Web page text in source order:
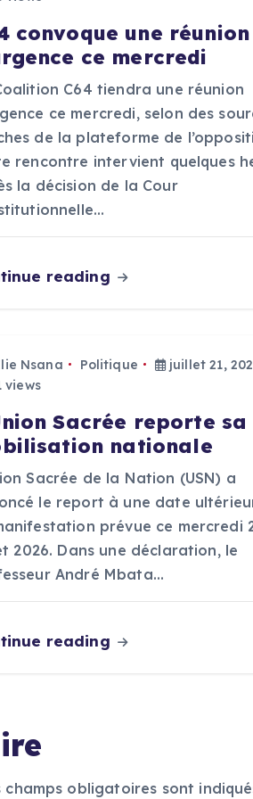
convoque une réunion
ce mercredi
C64 tiendra une réunion
ce mercredi, selon des
de la plateforme de
rencontre intervient quelques
la décision de la Cour
reading
Nsana Politique
juillet 21,
views
Sacrée reporte sa
nationale
Sacrée de la Nation (USN) a
le report à une date
prévue ce mercredi
2026. Dans une déclaration, le
André Mbata…
reading
champs obligatoires sont